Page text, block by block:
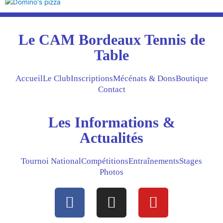
Le CAM Bordeaux Tennis de
Table
AccueilLe ClubInscriptionsMécénats & DonsBoutique
Contact
Les Informations &
Actualités
Tournoi NationalCompétitionsEntraînementsStages
Photos
F
a
I
n
Y
o